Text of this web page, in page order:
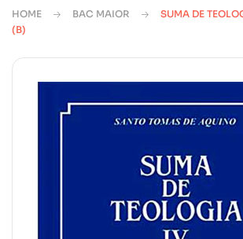
HOME BAC MAIOR
SUMA DE
(B)